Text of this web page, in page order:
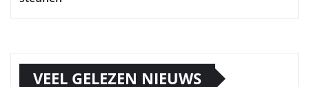
VEEL GELEZEN NIEUWS